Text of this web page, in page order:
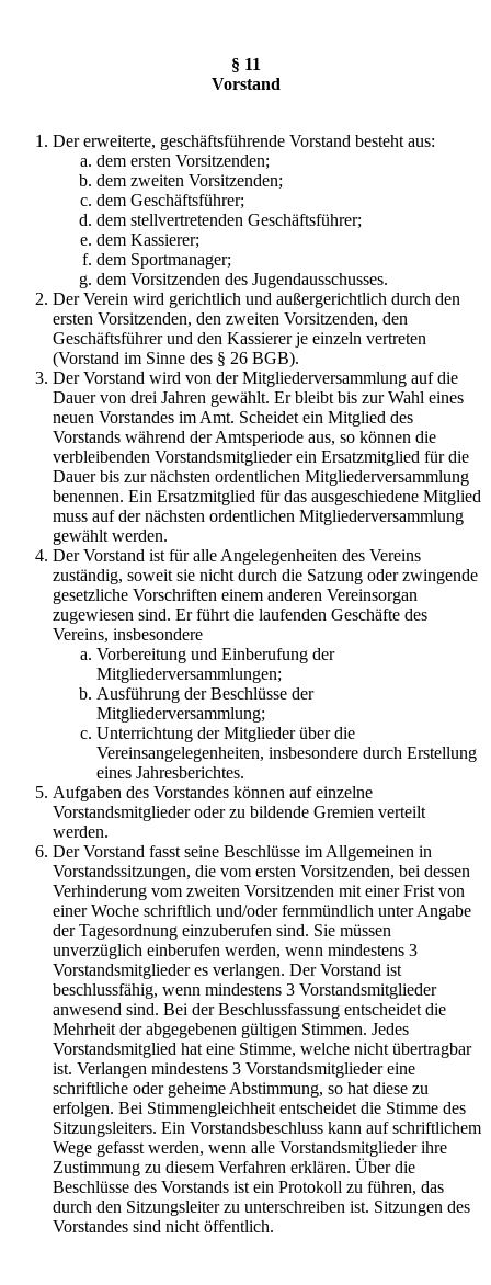
§ 11
Vorstand
Der erweiterte, geschäftsführende Vorstand besteht aus:
dem ersten Vorsitzenden;
dem zweiten Vorsitzenden;
dem Geschäftsführer;
dem stellvertretenden Geschäftsführer;
dem Kassierer;
dem Sportmanager;
dem Vorsitzenden des Jugendausschusses.
Der Verein wird gerichtlich und außergerichtlich durch den
ersten Vorsitzenden, den zweiten Vorsitzenden, den
Geschäftsführer und den Kassierer je einzeln vertreten
(Vorstand im Sinne des § 26 BGB).
Der Vorstand wird von der Mitgliederversammlung auf die
Dauer von drei Jahren gewählt. Er bleibt bis zur Wahl eines
neuen Vorstandes im Amt. Scheidet ein Mitglied des
Vorstands während der Amtsperiode aus, so können die
verbleibenden Vorstandsmitglieder ein Ersatzmitglied für die
Dauer bis zur nächsten ordentlichen Mitgliederversammlung
benennen. Ein Ersatzmitglied für das ausgeschiedene Mitglied
muss auf der nächsten ordentlichen Mitgliederversammlung
gewählt werden.
Der Vorstand ist für alle Angelegenheiten des Vereins
zuständig, soweit sie nicht durch die Satzung oder zwingende
gesetzliche Vorschriften einem anderen Vereinsorgan
zugewiesen sind. Er führt die laufenden Geschäfte des
Vereins, insbesondere
Vorbereitung und Einberufung der
Mitgliederversammlungen;
Ausführung der Beschlüsse der
Mitgliederversammlung;
Unterrichtung der Mitglieder über die
Vereinsangelegenheiten, insbesondere durch Erstellung
eines Jahresberichtes.
Aufgaben des Vorstandes können auf einzelne
Vorstandsmitglieder oder zu bildende Gremien verteilt
werden.
Der Vorstand fasst seine Beschlüsse im Allgemeinen in
Vorstandssitzungen, die vom ersten Vorsitzenden, bei dessen
Verhinderung vom zweiten Vorsitzenden mit einer Frist von
einer Woche schriftlich und/oder fernmündlich unter Angabe
der Tagesordnung einzuberufen sind. Sie müssen
unverzüglich einberufen werden, wenn mindestens 3
Vorstandsmitglieder es verlangen. Der Vorstand ist
beschlussfähig, wenn mindestens 3 Vorstandsmitglieder
anwesend sind. Bei der Beschlussfassung entscheidet die
Mehrheit der abgegebenen gültigen Stimmen. Jedes
Vorstandsmitglied hat eine Stimme, welche nicht übertragbar
ist. Verlangen mindestens 3 Vorstandsmitglieder eine
schriftliche oder geheime Abstimmung, so hat diese zu
erfolgen. Bei Stimmengleichheit entscheidet die Stimme des
Sitzungsleiters. Ein Vorstandsbeschluss kann auf schriftlichem
Wege gefasst werden, wenn alle Vorstandsmitglieder ihre
Zustimmung zu diesem Verfahren erklären. Über die
Beschlüsse des Vorstands ist ein Protokoll zu führen, das
durch den Sitzungsleiter zu unterschreiben ist. Sitzungen des
Vorstandes sind nicht öffentlich.